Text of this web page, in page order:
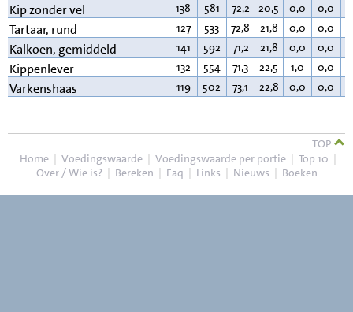
Kip zonder vel 138 581 72,2 20,5 0,0 0,0
Tartaar, rund 127 533 72,8 21,8 0,0 0,0
Kalkoen, gemiddeld 141 592 71,2 21,8 0,0 0,0
Kippenlever 132 554 71,3 22,5 1,0 0,0
Varkenshaas 119 502 73,1 22,8 0,0 0,0
TOP
Home | Voedingswaarde | Voedingswaarde per portie | Top 10 |
Over / Wie is? | Bereken | Faq | Links | Nieuws | Boeken